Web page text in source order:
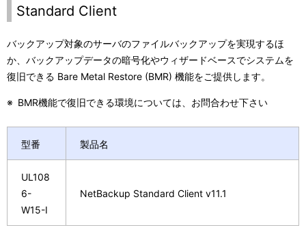
Standard Client
バックアップ対象のサーバのファイルバックアップを実現するほ
か、バックアップデータの暗号化やウィザードベースでシステムを
復旧できる Bare Metal Restore (BMR) 機能をご提供します。
※ BMR機能で復旧できる環境については、お問合わせ下さい
型番 製品名
UL108
6-
W15-I
NetBackup Standard Client v11.1